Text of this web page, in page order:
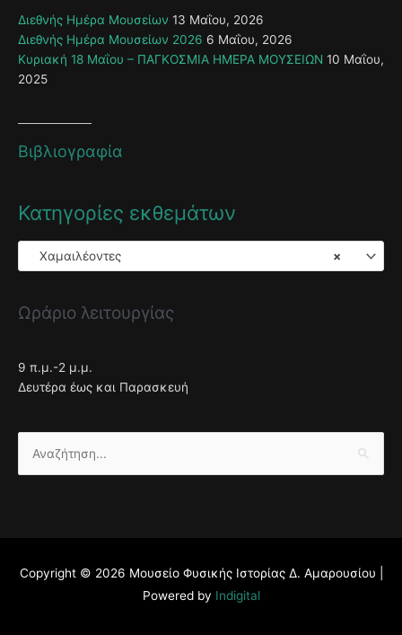
Διεθνής Ημέρα Μουσείων 13 Μαΐου, 2026
Διεθνής Ημέρα Μουσείων 2026 6 Μαΐου, 2026
Κυριακή 18 Μαΐου – ΠΑΓΚΟΣΜΙΑ ΗΜΕΡΑ ΜΟΥΣΕΙΩΝ 10 Μαΐου,
2025
Βιβλιογραφία
Κατηγορίες εκθεμάτων
×
Χαμαιλέοντες
Ωράριο λειτουργίας
9 π.μ.-2 μ.μ.
Δευτέρα έως και Παρασκευή
Αναζήτηση
για:
Copyright © 2026 Μουσείο Φυσικής Ιστορίας Δ. Αμαρουσίου
Powered by Indigital